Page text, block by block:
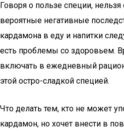
Говоря о пользе специи,
вероятные негативные
кардамона в еду и напитки
есть проблемы со здоровьем.
включать в ежедневный
этой остро-сладкой специей.
Что делать тем, кто не может
кардамон, но хочет внести в